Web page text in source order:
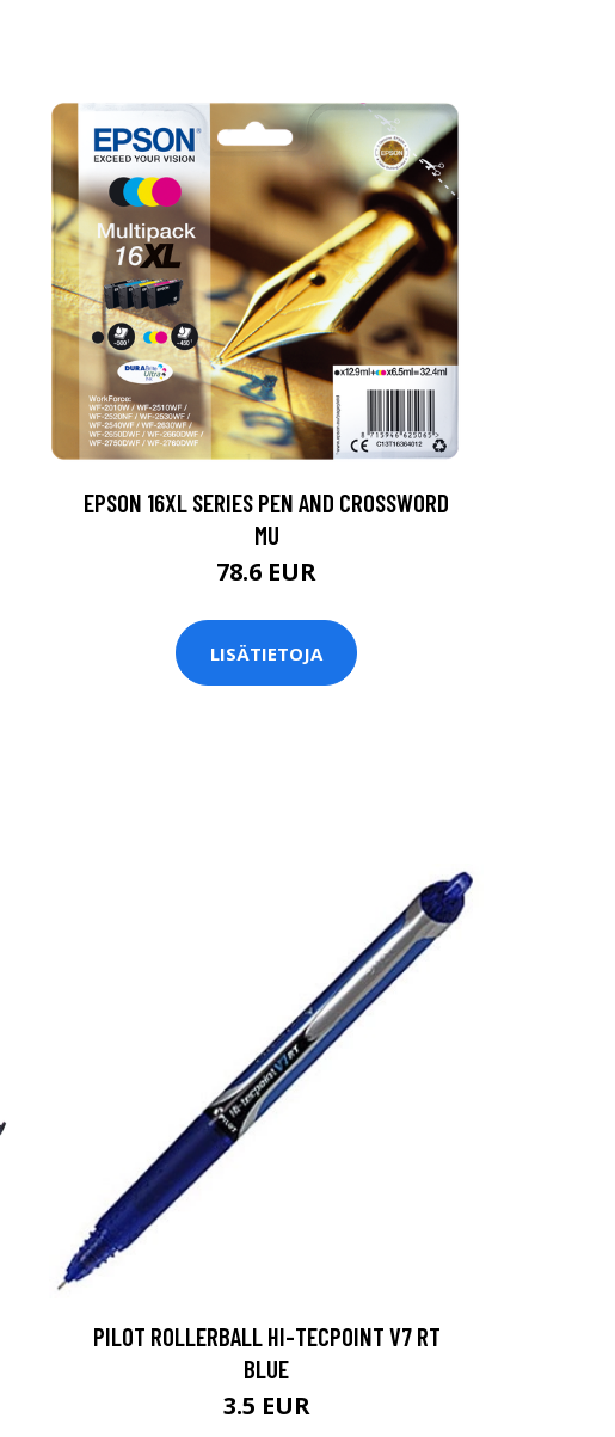
EPSON 16XL SERIES PEN AND CROSSWORD
MU
78.6 EUR
LISÄTIETOJA
PILOT ROLLERBALL HI-TECPOINT V7 RT
BLUE
3.5 EUR